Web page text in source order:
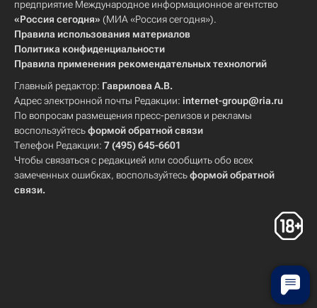
Белгородский государственный университет
Сибирский федеральный университет
Пермский государственный университет
Национальный исследовательский ядерный университет "МИФИ"
Российский химико-технологический университет
Новгородский государственный университет
МГУ имени М. В. Ломоносова
МГИМО
Московский физико-технический институт
предприятие Международное информационное агентство
«Россия сегодня» (МИА «Россия сегодня»).
Правила использования материалов
Политика конфиденциальности
Правила применения рекомендательных технологий
Главный редактор: Гаврилова А.В.
Адрес электронной почты Редакции: internet-group@ria.ru
По вопросам размещения пресс-релизов и рекламы
воспользуйтесьформой обратной связи
Телефон Редакции: 7 (495) 645-6601
Чтобы связаться с редакцией или сообщить обо всех
замеченных ошибках, воспользуйтесьформой обратной
связи.